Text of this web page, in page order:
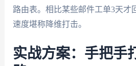
路由表。相比某些邮件工单3天才
速度堪称降维打击。
实战方案：手把手